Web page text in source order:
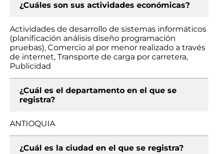
¿Cuáles son sus actividades económicas?
Actividades de desarrollo de sistemas informáticos
(planificación análisis diseño programación
pruebas), Comercio al por menor realizado a través
de internet, Transporte de carga por carretera,
Publicidad
¿Cuál es el departamento en el que se
registra?
ANTIOQUIA
¿Cuál es la ciudad en el que se registra?